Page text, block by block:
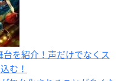
を紹介！声だけでなくス
む！